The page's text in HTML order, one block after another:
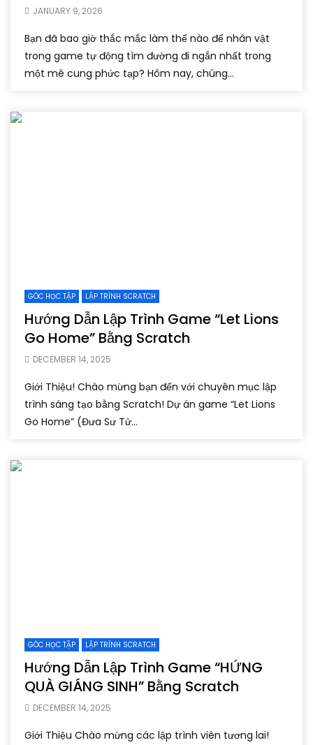
JANUARY 9, 2026
Bạn đã bao giờ thắc mắc làm thế nào để nhân vật
trong game tự động tìm đường đi ngắn nhất trong
một mê cung phức tạp? Hôm nay, chúng...
GÓC HỌC TẬP LẬP TRÌNH SCRATCH
Hướng Dẫn Lập Trình Game “Let Lions
Go Home” Bằng Scratch
DECEMBER 14, 2025
Giới Thiệu! Chào mừng bạn đến với chuyên mục lập
trình sáng tạo bằng Scratch! Dự án game “Let Lions
Go Home” (Đưa Sư Tử...
GÓC HỌC TẬP LẬP TRÌNH SCRATCH
Hướng Dẫn Lập Trình Game “HỨNG
QUÀ GIÁNG SINH” Bằng Scratch
DECEMBER 14, 2025
Giới Thiệu Chào mừng các lập trình viên tương lai!